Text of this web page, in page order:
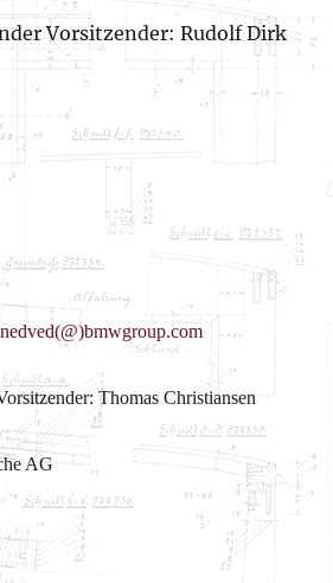
Vorsitzender: Rudolf Dirk
Thomas Christiansen
AG